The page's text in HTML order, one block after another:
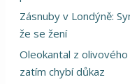
Zásnuby v Londýně:
že se žení
Oleokantal z
zatím chybí důkaz